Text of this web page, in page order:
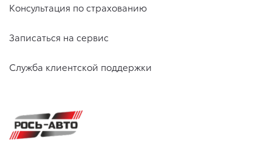
Консультация по страхованию
Записаться на сервис
Служба клиентской поддержки